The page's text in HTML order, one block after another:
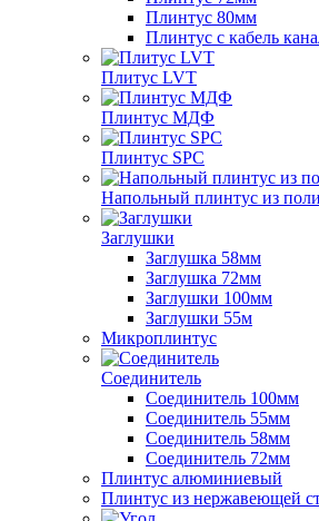
Плинтус 80мм
Плинтус с кабель
Плитус LVT
Плинтус МДФ
Плинтус SPC
Напольный плинтус из
Заглушки
Заглушка 58мм
Заглушка 72мм
Заглушки 100мм
Заглушки 55м
Микроплинтус
Соединитель
Соединитель 100мм
Соединитель 55мм
Соединитель 58мм
Соединитель 72мм
Плинтус алюминиевый
Плинтус из нержавеющей